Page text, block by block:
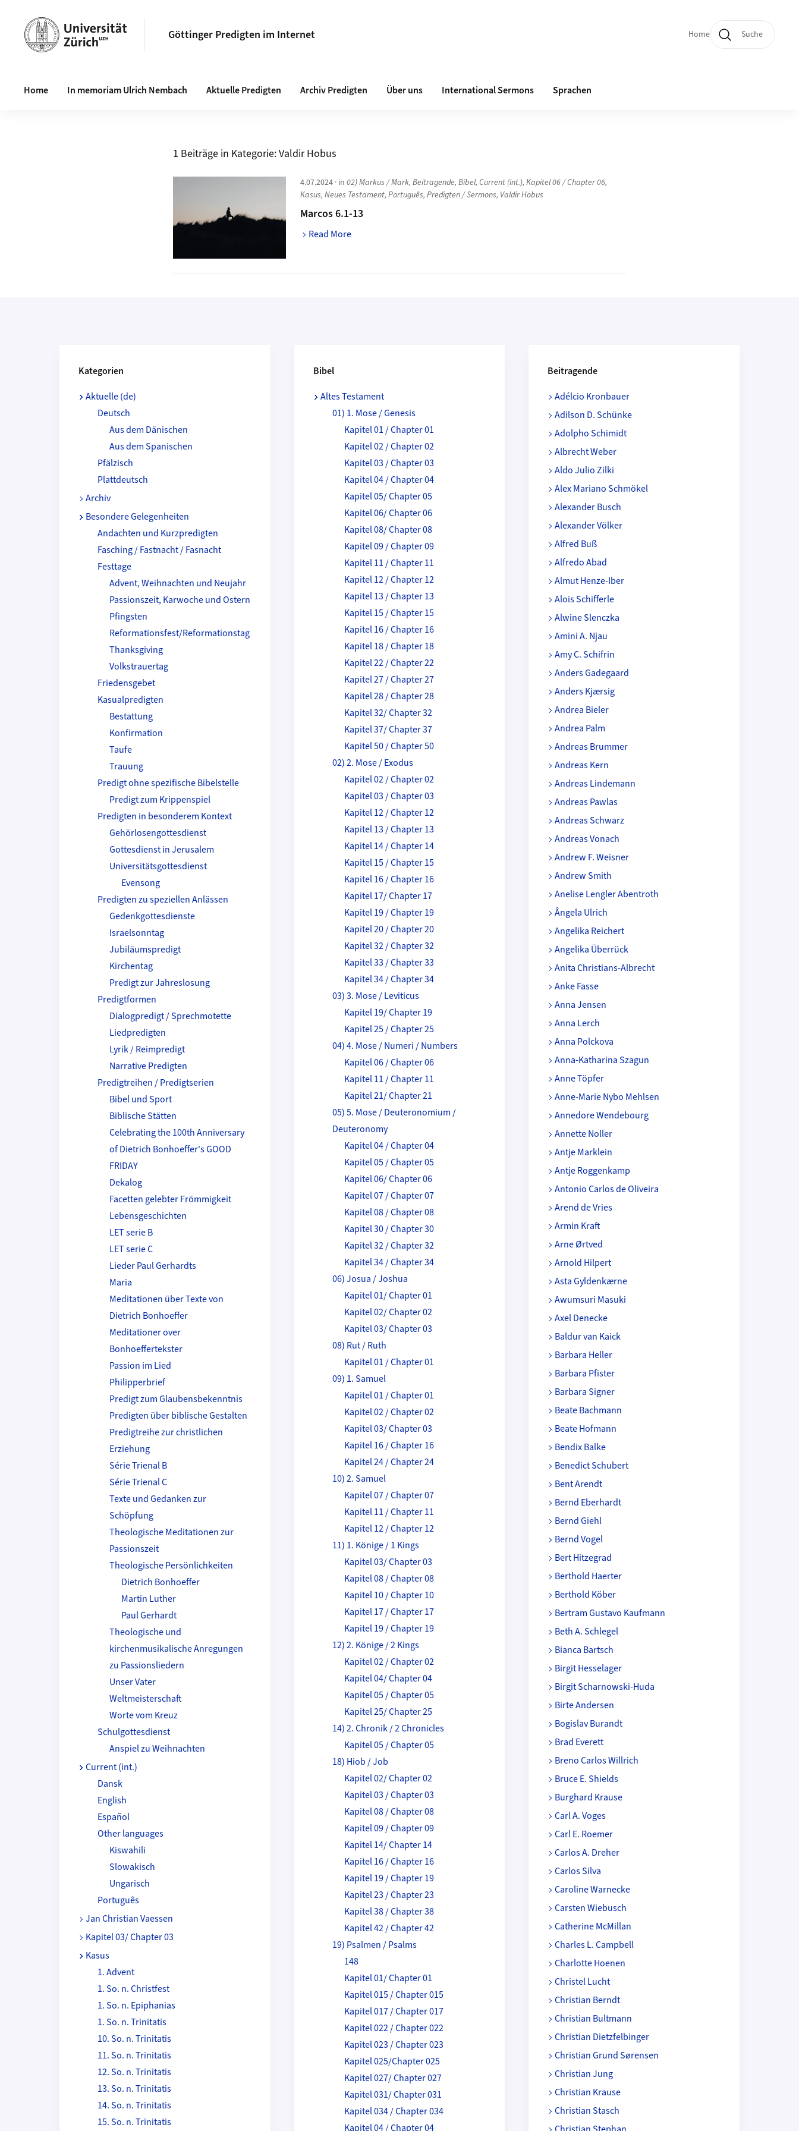
Göttinger Predigten im Internet Quicklinks und
Home Suche
Home In memoriam Ulrich Nembach Aktuelle Predigten Archiv Predigten Über uns International Sermons Sprachen
1 Beiträge in Kategorie:Valdir Hobus
4.07.2024 · in02) Markus / Mark,Beitragende,Bibel,Current (int.),Kapitel 06 / Chapter 06,
Kasus,Neues Testament,Português,Predigten / Sermons, Valdir Hobus
Marcos 6.1-13
Read More
Kategorien
Aktuelle (de)
Deutsch
Aus dem Dänischen
Aus dem Spanischen
Pfälzisch
Plattdeutsch
Archiv
Besondere Gelegenheiten
Andachten und Kurzpredigten
Fasching / Fastnacht / Fasnacht
Festtage
Advent, Weihnachten und Neujahr
Passionszeit, Karwoche und Ostern
Pfingsten
Reformationsfest/Reformationstag
Thanksgiving
Volkstrauertag
Friedensgebet
Kasualpredigten
Bestattung
Konfirmation
Taufe
Trauung
Predigt ohne spezifische Bibelstelle
Predigt zum Krippenspiel
Predigten in besonderem Kontext
Gehörlosengottesdienst
Gottesdienst in Jerusalem
Universitätsgottesdienst
Evensong
Predigten zu speziellen Anlässen
Gedenkgottesdienste
Israelsonntag
Jubiläumspredigt
Kirchentag
Predigt zur Jahreslosung
Predigtformen
Dialogpredigt / Sprechmotette
Liedpredigten
Lyrik / Reimpredigt
Narrative Predigten
Predigtreihen / Predigtserien
Bibel und Sport
Biblische Stätten
Celebrating the 100th Anniversary
of Dietrich Bonhoeffer's GOOD
FRIDAY
Dekalog
Facetten gelebter Frömmigkeit
Lebensgeschichten
LET serie B
LET serie C
Lieder Paul Gerhardts
Maria
Meditationen über Texte von
Dietrich Bonhoeffer
Meditationer over
Bonhoeffertekster
Passion im Lied
Philipperbrief
Predigt zum Glaubensbekenntnis
Predigten über biblische Gestalten
Predigtreihe zur christlichen
Erziehung
Série Trienal B
Série Trienal C
Texte und Gedanken zur
Schöpfung
Theologische Meditationen zur
Passionszeit
Theologische Persönlichkeiten
Dietrich Bonhoeffer
Martin Luther
Paul Gerhardt
Theologische und
kirchenmusikalische Anregungen
zu Passionsliedern
Unser Vater
Weltmeisterschaft
Worte vom Kreuz
Schulgottesdienst
Anspiel zu Weihnachten
Current (int.)
Dansk
English
Español
Other languages
Kiswahili
Slowakisch
Ungarisch
Português
Jan Christian Vaessen
Kapitel 03/ Chapter 03
Kasus
1. Advent
1. So. n. Christfest
1. So. n. Epiphanias
1. So. n. Trinitatis
10. So. n. Trinitatis
11. So. n. Trinitatis
12. So. n. Trinitatis
13. So. n. Trinitatis
14. So. n. Trinitatis
15. So. n. Trinitatis
Bibel
Altes Testament
01) 1. Mose / Genesis
Kapitel 01 / Chapter 01
Kapitel 02 / Chapter 02
Kapitel 03 / Chapter 03
Kapitel 04 / Chapter 04
Kapitel 05/ Chapter 05
Kapitel 06/ Chapter 06
Kapitel 08/ Chapter 08
Kapitel 09 / Chapter 09
Kapitel 11 / Chapter 11
Kapitel 12 / Chapter 12
Kapitel 13 / Chapter 13
Kapitel 15 / Chapter 15
Kapitel 16 / Chapter 16
Kapitel 18 / Chapter 18
Kapitel 22 / Chapter 22
Kapitel 27 / Chapter 27
Kapitel 28 / Chapter 28
Kapitel 32/ Chapter 32
Kapitel 37/ Chapter 37
Kapitel 50 / Chapter 50
02) 2. Mose / Exodus
Kapitel 02 / Chapter 02
Kapitel 03 / Chapter 03
Kapitel 12 / Chapter 12
Kapitel 13 / Chapter 13
Kapitel 14 / Chapter 14
Kapitel 15 / Chapter 15
Kapitel 16 / Chapter 16
Kapitel 17/ Chapter 17
Kapitel 19 / Chapter 19
Kapitel 20 / Chapter 20
Kapitel 32 / Chapter 32
Kapitel 33 / Chapter 33
Kapitel 34 / Chapter 34
03) 3. Mose / Leviticus
Kapitel 19/ Chapter 19
Kapitel 25 / Chapter 25
04) 4. Mose / Numeri / Numbers
Kapitel 06 / Chapter 06
Kapitel 11 / Chapter 11
Kapitel 21/ Chapter 21
05) 5. Mose / Deuteronomium /
Deuteronomy
Kapitel 04 / Chapter 04
Kapitel 05 / Chapter 05
Kapitel 06/ Chapter 06
Kapitel 07 / Chapter 07
Kapitel 08 / Chapter 08
Kapitel 30 / Chapter 30
Kapitel 32 / Chapter 32
Kapitel 34 / Chapter 34
06) Josua / Joshua
Kapitel 01/ Chapter 01
Kapitel 02/ Chapter 02
Kapitel 03/ Chapter 03
08) Rut / Ruth
Kapitel 01 / Chapter 01
09) 1. Samuel
Kapitel 01 / Chapter 01
Kapitel 02 / Chapter 02
Kapitel 03/ Chapter 03
Kapitel 16 / Chapter 16
Kapitel 24 / Chapter 24
10) 2. Samuel
Kapitel 07 / Chapter 07
Kapitel 11 / Chapter 11
Kapitel 12 / Chapter 12
11) 1. Könige / 1 Kings
Kapitel 03/ Chapter 03
Kapitel 08 / Chapter 08
Kapitel 10 / Chapter 10
Kapitel 17 / Chapter 17
Kapitel 19 / Chapter 19
12) 2. Könige / 2 Kings
Kapitel 02 / Chapter 02
Kapitel 04/ Chapter 04
Kapitel 05 / Chapter 05
Kapitel 25/ Chapter 25
14) 2. Chronik / 2 Chronicles
Kapitel 05 / Chapter 05
18) Hiob / Job
Kapitel 02/ Chapter 02
Kapitel 03 / Chapter 03
Kapitel 08 / Chapter 08
Kapitel 09 / Chapter 09
Kapitel 14/ Chapter 14
Kapitel 16 / Chapter 16
Kapitel 19 / Chapter 19
Kapitel 23 / Chapter 23
Kapitel 38 / Chapter 38
Kapitel 42 / Chapter 42
19) Psalmen / Psalms
148
Kapitel 01/ Chapter 01
Kapitel 015 / Chapter 015
Kapitel 017 / Chapter 017
Kapitel 022 / Chapter 022
Kapitel 023 / Chapter 023
Kapitel 025/Chapter 025
Kapitel 027/ Chapter 027
Kapitel 031/ Chapter 031
Kapitel 034 / Chapter 034
Kapitel 04 / Chapter 04
Beitragende
Adélcio Kronbauer
Adilson D. Schünke
Adolpho Schimidt
Albrecht Weber
Aldo Julio Zilki
Alex Mariano Schmökel
Alexander Busch
Alexander Völker
Alfred Buß
Alfredo Abad
Almut Henze-Iber
Alois Schifferle
Alwine Slenczka
Amini A. Njau
Amy C. Schifrin
Anders Gadegaard
Anders Kjærsig
Andrea Bieler
Andrea Palm
Andreas Brummer
Andreas Kern
Andreas Lindemann
Andreas Pawlas
Andreas Schwarz
Andreas Vonach
Andrew F. Weisner
Andrew Smith
Anelise Lengler Abentroth
Ângela Ulrich
Angelika Reichert
Angelika Überrück
Anita Christians-Albrecht
Anke Fasse
Anna Jensen
Anna Lerch
Anna Polckova
Anna-Katharina Szagun
Anne Töpfer
Anne-Marie Nybo Mehlsen
Annedore Wendebourg
Annette Noller
Antje Marklein
Antje Roggenkamp
Antonio Carlos de Oliveira
Arend de Vries
Armin Kraft
Arne Ørtved
Arnold Hilpert
Asta Gyldenkærne
Awumsuri Masuki
Axel Denecke
Baldur van Kaick
Barbara Heller
Barbara Pfister
Barbara Signer
Beate Bachmann
Beate Hofmann
Bendix Balke
Benedict Schubert
Bent Arendt
Bernd Eberhardt
Bernd Giehl
Bernd Vogel
Bert Hitzegrad
Berthold Haerter
Berthold Köber
Bertram Gustavo Kaufmann
Beth A. Schlegel
Bianca Bartsch
Birgit Hesselager
Birgit Scharnowski-Huda
Birte Andersen
Bogislav Burandt
Brad Everett
Breno Carlos Willrich
Bruce E. Shields
Burghard Krause
Carl A. Voges
Carl E. Roemer
Carlos A. Dreher
Carlos Silva
Caroline Warnecke
Carsten Wiebusch
Catherine McMillan
Charles L. Campbell
Charlotte Hoenen
Christel Lucht
Christian Berndt
Christian Bultmann
Christian Dietzfelbinger
Christian Grund Sørensen
Christian Jung
Christian Krause
Christian Stasch